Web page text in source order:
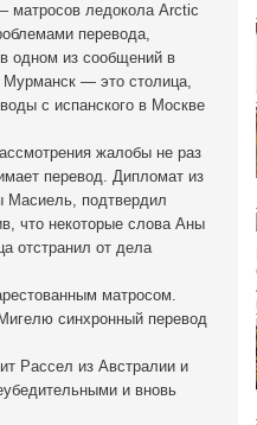
матросов ледокола Arctic
перевода,
одном из сообщений в
Мурманск — это столица,
с испанского в Москве
жалобы не раз
перевод. Дипломат из
Масиель, подтвердил
что некоторые слова Аны
отстранил от дела
матросом.
синхронный перевод
Рассел из Австралии и
и вновь